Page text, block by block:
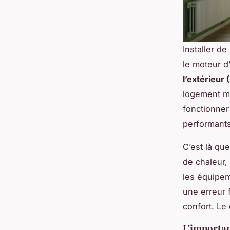
Installer de
le moteur
l’extérieur
logement
fonctionner
C’est là
de
les
une erreur
confort. Le